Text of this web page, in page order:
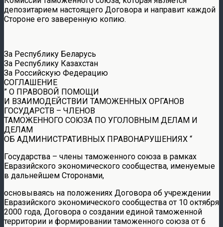
депозитарием настоящего Договора и направит каждой
Стороне его заверенную копию.
За Республику Беларусь
За Республику Казахстан
За Российскую Федерацию
СОГЛАШЕНИЕ
” О ПРАВОВОЙ ПОМОЩИ
И ВЗАИМОДЕЙСТВИИ ТАМОЖЕННЫХ ОРГАНОВ
ГОСУДАРСТВ – ЧЛЕНОВ
ТАМОЖЕННОГО СОЮЗА ПО УГОЛОВНЫМ ДЕЛАМ И
ДЕЛАМ
ОБ АДМИНИСТРАТИВНЫХ ПРАВОНАРУШЕНИЯХ “
Государства – члены таможенного союза в рамках
Евразийского экономического сообщества, именуемые
в дальнейшем Сторонами,
основываясь на положениях Договора об учреждении
Евразийского экономического сообщества от 10 октября
2000 года, Договора о создании единой таможенной
территории и формировании таможенного союза от 6